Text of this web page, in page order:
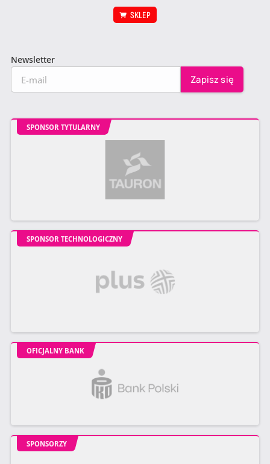
SKLEP
Newsletter
SPONSOR TYTULARNY
SPONSOR TECHNOLOGICZNY
OFICJALNY BANK
SPONSORZY